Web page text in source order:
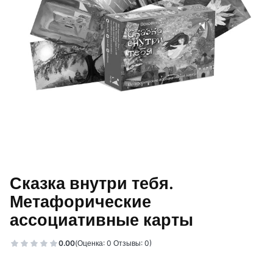
Сказка внутри тебя.
Метафорические
ассоциативные карты
0.00(Оценка: 0 Отзывы: 0)